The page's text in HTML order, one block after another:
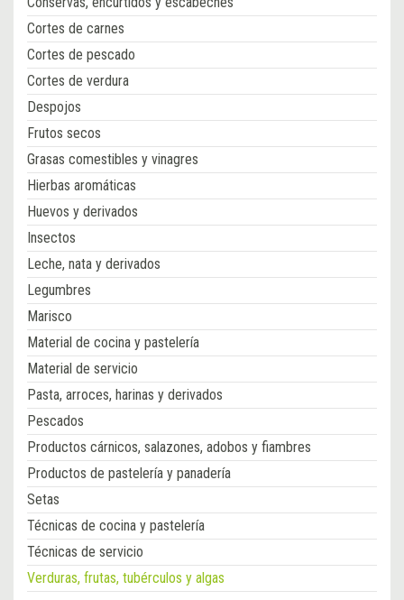
Cortes de carnes
Cortes de pescado
Cortes de verdura
Despojos
Frutos secos
Grasas comestibles y vinagres
Hierbas aromáticas
Huevos y derivados
Insectos
Leche, nata y derivados
Legumbres
Marisco
Material de cocina y pastelería
Material de servicio
Pasta, arroces, harinas y derivados
Pescados
Productos cárnicos, salazones, adobos y fiambres
Productos de pastelería y panadería
Setas
Técnicas de cocina y pastelería
Técnicas de servicio
Verduras, frutas, tubérculos y algas